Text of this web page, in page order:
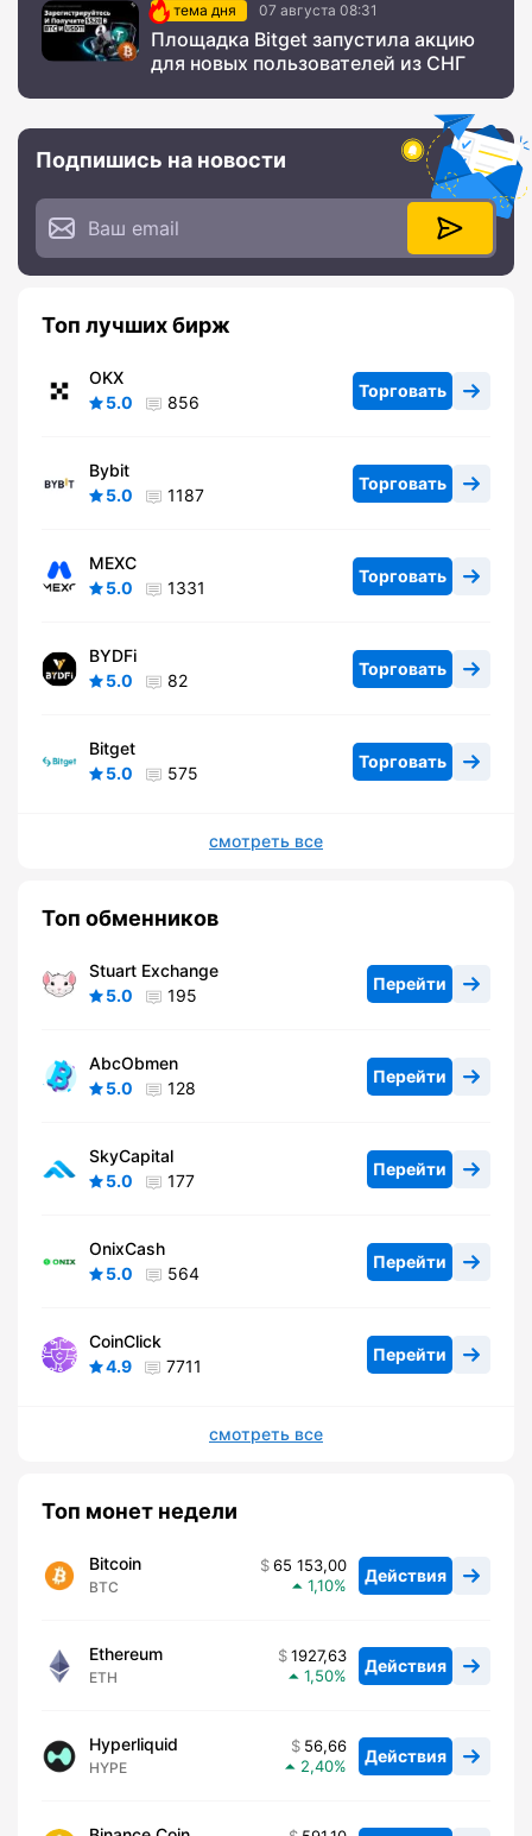
тема дня 07 августа 08:31
Площадка Bitget запустила акцию
для новых пользователей из СНГ
Подпишись на новости
Топ лучших бирж
OKX
5.0
856
Торговать
Bybit
5.0
1187
Торговать
MEXC
5.0
1331
Торговать
BYDFi
5.0
82
Торговать
Bitget
5.0
575
Торговать
смотреть все
Топ обменников
Stuart Exchange
5.0
195
Перейти
AbcObmen
5.0
128
Перейти
SkyCapital
5.0
177
Перейти
OnixCash
5.0
564
Перейти
CoinClick
4.9
7711
Перейти
смотреть все
Топ монет недели
Bitcoin
BTC
65 153,00
1,10
Действия
Ethereum
ETH
1927,63
1,50
Действия
Hyperliquid
HYPE
56,66
2,40
Действия